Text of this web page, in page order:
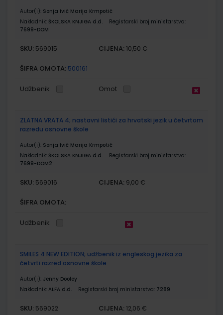
Autor(i): Sonja Ivić Marija Krmpotić
Nakladnik: ŠKOLSKA KNJIGA d.d.
Registarski broj ministarstva:
7699-DOM
SKU: 569015 CIJENA: 10,50 €
ŠIFRA OMOTA: 500161
Udžbenik Omot
ZLATNA VRATA 4; nastavni listići za hrvatski jezik u četvrtom
razredu osnovne škole
Autor(i): Sonja Ivić Marija Krmpotić
Nakladnik: ŠKOLSKA KNJIGA d.d.
Registarski broj ministarstva:
7699-DOM2
SKU: 569016 CIJENA: 9,00 €
ŠIFRA OMOTA:
Udžbenik
SMILES 4 NEW EDITION; udžbenik iz engleskog jezika za
četvrti razred osnovne škole
Autor(i): Jenny Dooley
Nakladnik: ALFA d.d. Registarski broj ministarstva: 7289
SKU: 569022 CIJENA: 12,06 €